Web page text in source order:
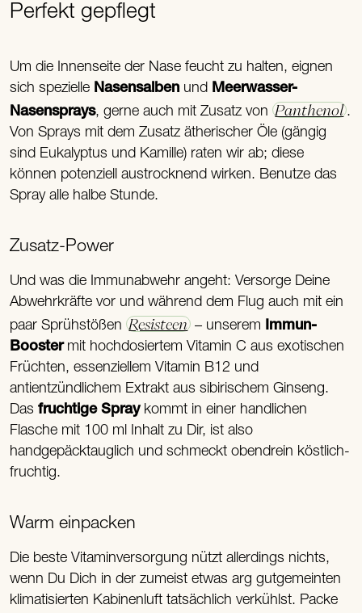
Perfekt gepflegt
Um die Innenseite der Nase feucht zu halten, eignen
sich spezielle Nasensalben und Meerwasser-
Nasensprays, gerne auch mit Zusatz vonPanthenol.
Von Sprays mit dem Zusatz ätherischer Öle (gängig
sind Eukalyptus und Kamille) raten wir ab; diese
können potenziell austrocknend wirken. Benutze das
Spray alle halbe Stunde.
Zusatz-Power
Und was die Immunabwehr angeht: Versorge Deine
Abwehrkräfte vor und während dem Flug auch mit ein
paar SprühstößenResisteen– unserem Immun-
Boostermit hochdosiertem Vitamin C aus exotischen
Früchten, essenziellem Vitamin B12 und
antientzündlichem Extrakt aus sibirischem Ginseng.
Dasfruchtige Spraykommt in einer handlichen
Flasche mit 100 ml Inhalt zu Dir, ist also
handgepäcktauglich und schmeckt obendrein köstlich-
fruchtig.
Warm einpacken
Die beste Vitaminversorgung nützt allerdings nichts,
wenn Du Dich in der zumeist etwas arg gutgemeinten
klimatisierten Kabinenluft tatsächlich verkühlst. Packe